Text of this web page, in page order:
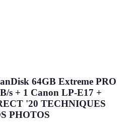
64GB Extreme PRO
s + 1 Canon LP-E17 +
'20 TECHNIQUES
PHOTOS